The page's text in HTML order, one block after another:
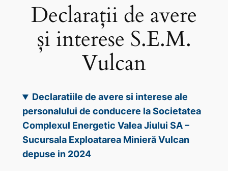
Declarații de avere
și interese S.E.M.
Vulcan
Declaratiile de avere si interese ale
personalului de conducere la Societatea
Complexul Energetic Valea Jiului SA –
Sucursala Exploatarea Minieră Vulcan
depuse in 2024